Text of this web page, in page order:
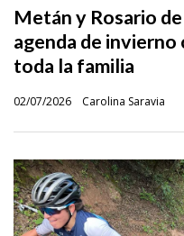
Metán y Rosario
agenda de
toda la familia
Carolina Saravia
02/07/2026